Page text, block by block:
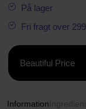
På lager
Fri fragt over
Beautiful Price
Information